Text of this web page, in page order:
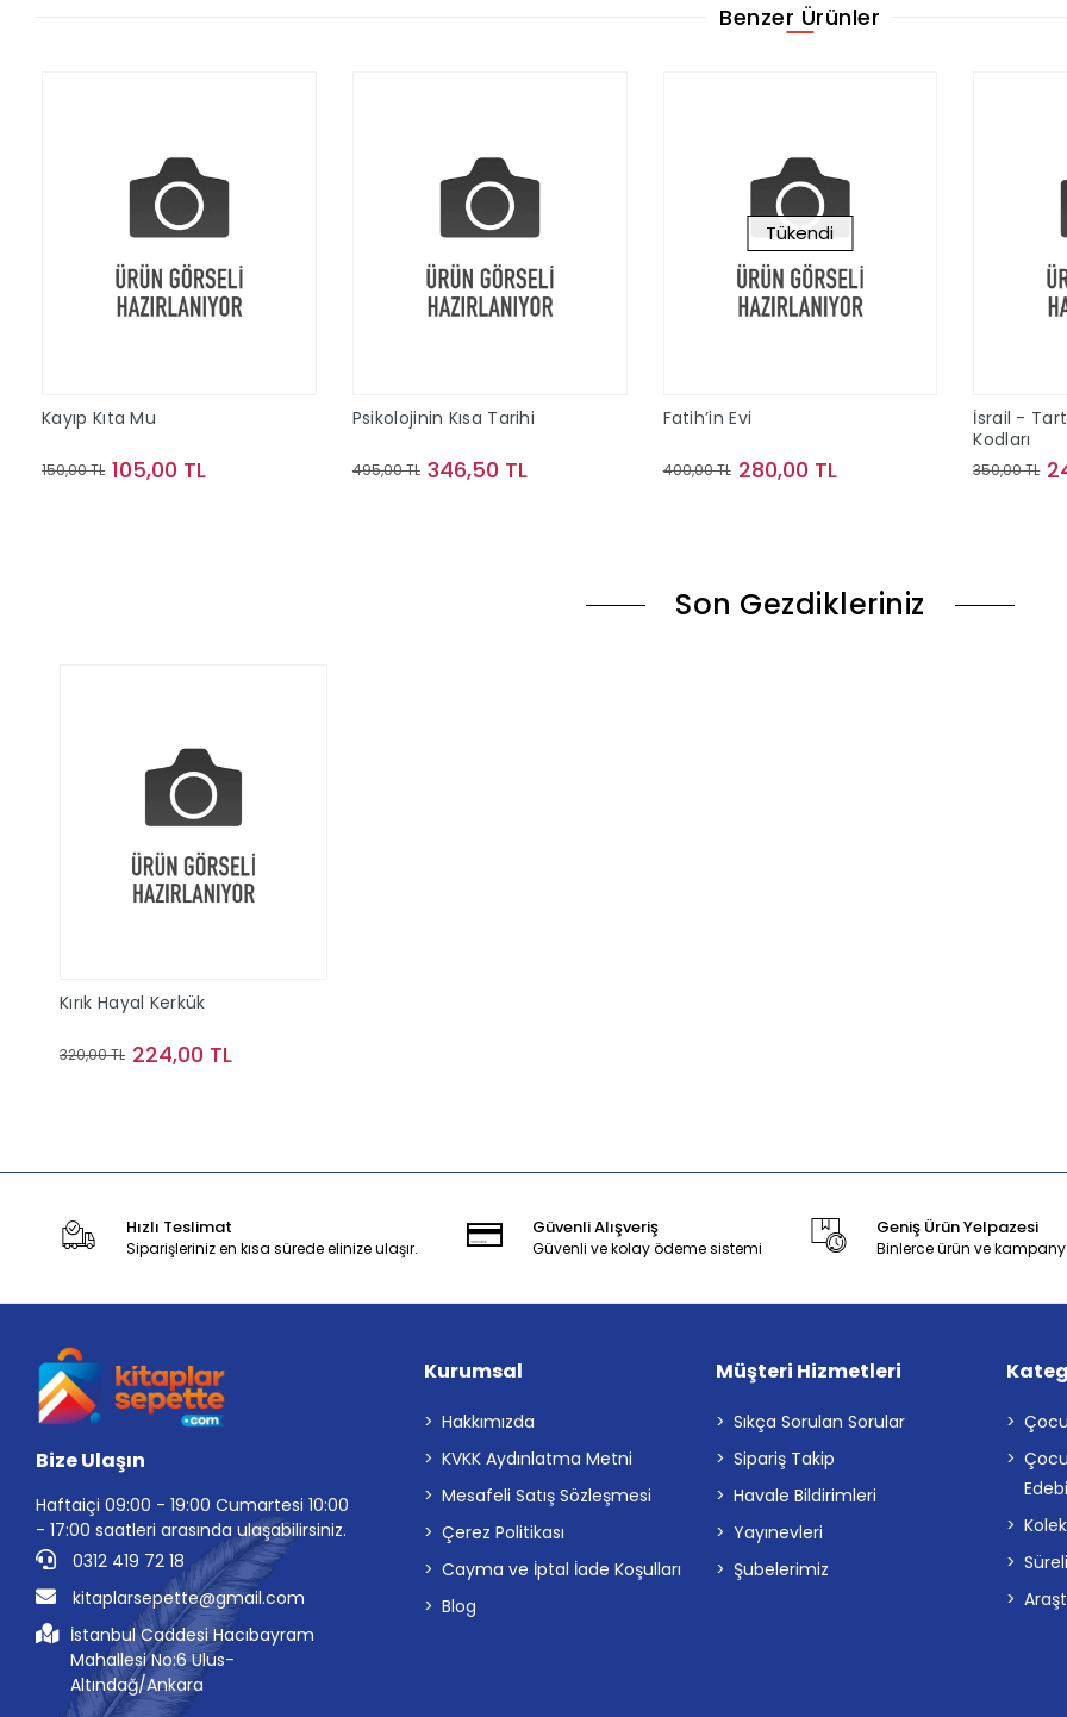
Benzer Ürünler
Kayıp Kıta Mu
150,00 TL 105,00 TL
Psikolojinin Kısa Tarihi
495,00 TL 346,50 TL
Tükendi
Fatih’in Evi
400,00 TL 280,00 TL
İsrail -
Kodları
350,00 TL
Son Gezdikleriniz
Kırık Hayal Kerkük
320,00 TL 224,00 TL
Hızlı Teslimat
Siparişleriniz en kısa sürede elinize ulaşır.
Güvenli Alışveriş
Güvenli ve kolay ödeme sistemi
Geniş Ürün Yelpazesi
Binlerce ürün ve
Bize Ulaşın
Haftaiçi 09:00 - 19:00 Cumartesi 10:00
- 17:00 saatleri arasında ulaşabilirsiniz.
0312 419 72 18
kitaplarsepette@gmail.com
İstanbul Caddesi Hacıbayram
Mahallesi No:6 Ulus-
Altındağ/Ankara
Kurumsal
Hakkımızda
KVKK Aydınlatma Metni
Mesafeli Satış Sözleşmesi
Çerez Politikası
Cayma ve İptal İade Koşulları
Blog
Müşteri Hizmetleri
Sıkça Sorulan Sorular
Sipariş Takip
Havale Bildirimleri
Yayınevleri
Şubelerimiz